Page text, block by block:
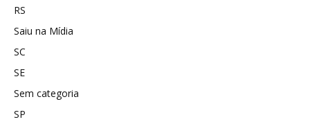
RS
Saiu na Mídia
SC
SE
Sem categoria
SP